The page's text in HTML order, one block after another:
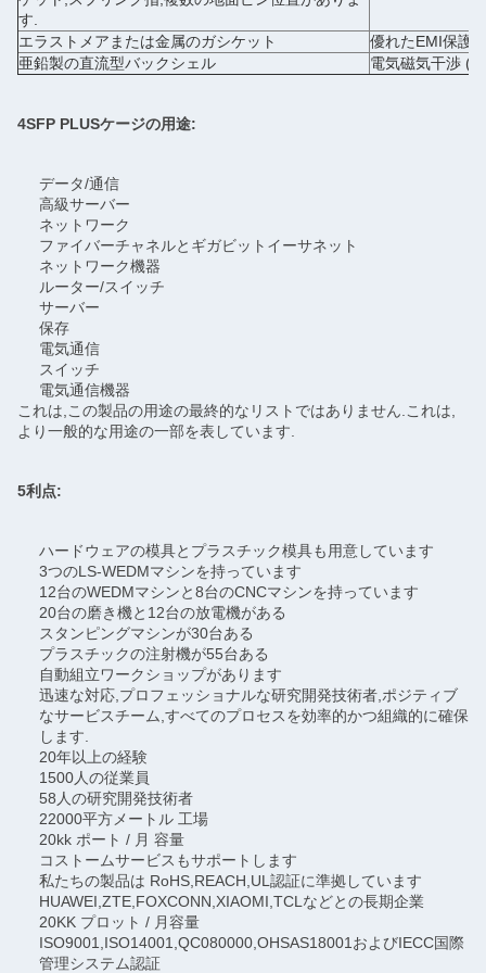
す.
エラストメアまたは金属のガシケット
優れたEMI保護
亜鉛製の直流型バックシェル
電気磁気干渉
4SFP PLUSケージの用途:
データ/通信
高級サーバー
ネットワーク
ファイバーチャネルとギガビットイーサネット
ネットワーク機器
ルーター/スイッチ
サーバー
保存
電気通信
スイッチ
電気通信機器
これは,この製品の用途の最終的なリストではありません.これは,
より一般的な用途の一部を表しています.
5利点:
ハードウェアの模具とプラスチック模具も用意しています
3つのLS-WEDMマシンを持っています
12台のWEDMマシンと8台のCNCマシンを持っています
20台の磨き機と12台の放電機がある
スタンピングマシンが30台ある
プラスチックの注射機が55台ある
自動組立ワークショップがあります
迅速な対応,プロフェッショナルな研究開発技術者,ポジティブ
なサービスチーム,すべてのプロセスを効率的かつ組織的に確保
します.
20年以上の経験
1500人の従業員
58人の研究開発技術者
22000平方メートル 工場
20kk ポート / 月 容量
コストームサービスもサポートします
私たちの製品は RoHS,REACH,UL認証に準拠しています
HUAWEI,ZTE,FOXCONN,XIAOMI,TCLなどとの長期企業
20KK プロット / 月容量
ISO9001,ISO14001,QC080000,OHSAS18001およびIECC国際
管理システム認証